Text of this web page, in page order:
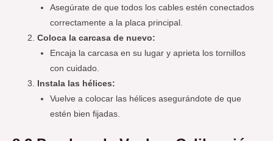
Asegúrate de que todos los cables estén conectados
correctamente a la placa principal.
Coloca la carcasa de nuevo:
Encaja la carcasa en su lugar y aprieta los tornillos
con cuidado.
Instala las hélices:
Vuelve a colocar las hélices asegurándote de que
estén bien fijadas.